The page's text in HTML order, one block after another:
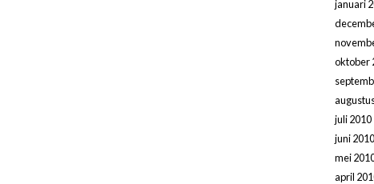
januari
oktober
juli 2010
juni 2010
mei
april